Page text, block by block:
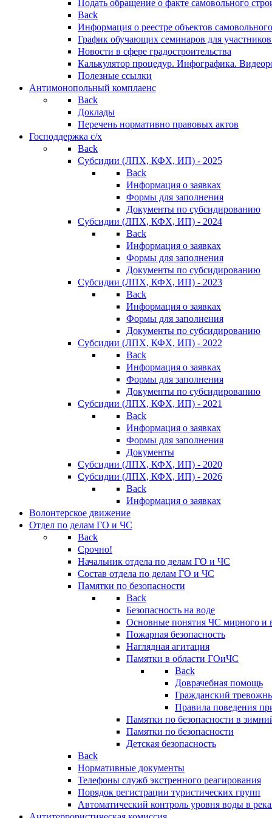
Подать обращение о факте самовольного
Back
Информация о реестре объектов
График обучающих семинаров для участников
Новости в сфере градостроительства
Калькулятор процедур. Инфографика.
Полезные ссылки
Антимонопольный комплаенс
Back
Доклады
Перечень нормативно правовых актов
Господдержка с/х
Back
Субсидии (ЛПХ, КФХ, ИП) - 2025
Back
Информация о заявках
Формы для заполнения
Документы по субсидированию
Субсидии (ЛПХ, КФХ, ИП) - 2024
Back
Информация о заявках
Формы для заполнения
Документы по субсидированию
Субсидии (ЛПХ, КФХ, ИП) - 2023
Back
Информация о заявках
Формы для заполнения
Документы по субсидированию
Субсидии (ЛПХ, КФХ, ИП) - 2022
Back
Информация о заявках
Формы для заполнения
Документы по субсидированию
Субсидии (ЛПХ, КФХ, ИП) - 2021
Back
Информация о заявках
Формы для заполнения
Документы
Субсидии (ЛПХ, КФХ, ИП) - 2020
Субсидии (ЛПХ, КФХ, ИП) - 2026
Back
Информация о заявках
Волонтерское движение
Отдел по делам ГО и ЧС
Back
Срочно!
Начальник отдела по делам ГО и ЧС
Состав отдела по делам ГО и ЧС
Памятки по безопасности
Back
Безопасность на воде
Основные понятия ЧС мирного и
Пожарная безопасность
Наглядная агитация
Памятки в области ГОиЧС
Back
Доврачебная помощь
Гражданский
Правила поведения
Памятки по безопасности в
Памятки по безопасности
Детская безопасность
Back
Нормативные документы
Телефоны служб экстренного реагирования
Порядок регистрации туристических групп
Автоматический контроль уровня воды в